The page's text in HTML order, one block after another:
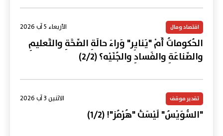
اقتصاد ومال الأربعاء 5 آب 2026
الحُكوماتُ أَمْ "يَنايِر" وَراءَ حالَةِ الصِّحَّةِ والتَّعليمِ
والصِّناعَةِ والفَسادِ والجُنَيْه؟ (2/2)
تقدير موقف الاثنين 3 آب 2026
"السُّوَيْسُ" لَيْسَتْ "هُرْمُز"! (1/2)